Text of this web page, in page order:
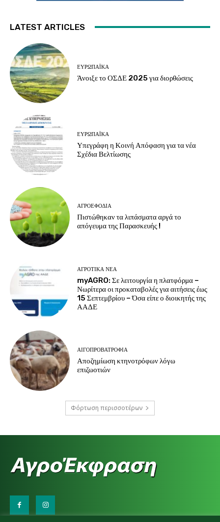
LATEST ARTICLES
ΕΥΡΩΠΑΪΚΆ
Άνοιξε το ΟΣΔΕ 2025 για διορθώσεις
ΕΥΡΩΠΑΪΚΆ
Υπεγράφη η Κοινή Απόφαση για τα νέα
Σχέδια Βελτίωσης
ΑΓΡΟΕΦΌΔΙΑ
Πιστώθηκαν τα λιπάσματα αργά το
απόγευμα της Παρασκευής !
ΑΓΡΟΤΙΚΆ ΝΈΑ
myAGRO: Σε λειτουργία η πλατφόρμα –
Νωρίτερα οι προκαταβολές για αιτήσεις έως
15 Σεπτεμβρίου – Όσα είπε ο διοικητής της
ΑΑΔΕ
ΑΙΓΟΠΡΟΒΑΤΡΟΦΊΑ
Αποζημίωση κτηνοτρόφων λόγω
επιζωοτιών
Φόρτωση περισσοτέρων